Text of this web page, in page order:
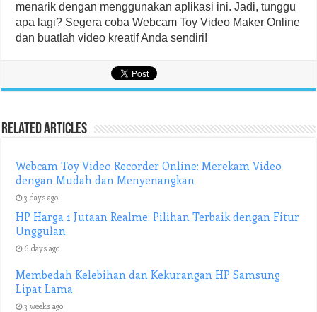
menarik dengan menggunakan aplikasi ini. Jadi, tunggu
apa lagi? Segera coba Webcam Toy Video Maker Online
dan buatlah video kreatif Anda sendiri!
Related Articles
Webcam Toy Video Recorder Online: Merekam Video
dengan Mudah dan Menyenangkan
3 days ago
HP Harga 1 Jutaan Realme: Pilihan Terbaik dengan Fitur
Unggulan
6 days ago
Membedah Kelebihan dan Kekurangan HP Samsung
Lipat Lama
3 weeks ago